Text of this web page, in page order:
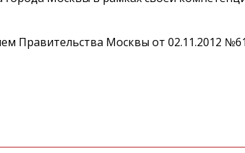
Правительства Москвы от 02.11.2012